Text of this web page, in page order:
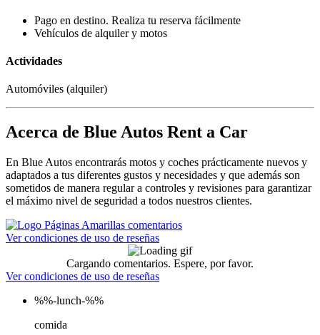
Pago en destino. Realiza tu reserva fácilmente
Vehículos de alquiler y motos
Actividades
Automóviles (alquiler)
Acerca de Blue Autos Rent a Car
En Blue Autos encontrarás motos y coches prácticamente nuevos y
adaptados a tus diferentes gustos y necesidades y que además son
sometidos de manera regular a controles y revisiones para garantizar
el máximo nivel de seguridad a todos nuestros clientes.
Ver condiciones de uso de reseñas
Cargando comentarios. Espere, por favor.
Ver condiciones de uso de reseñas
%%-lunch-%%
comida